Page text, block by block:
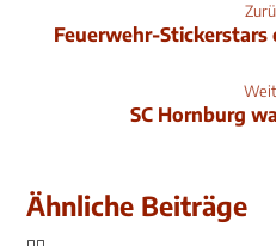
Feuerwehr-Stickerstars
SC Hornburg
Ähnliche Beiträge